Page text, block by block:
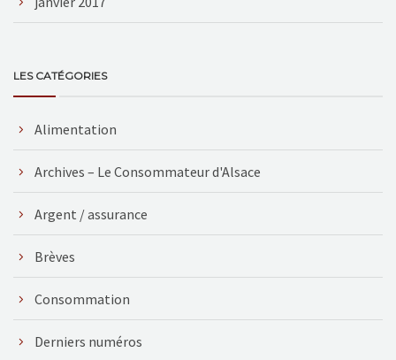
LES CATÉGORIES
Alimentation
Archives – Le Consommateur d'Alsace
Argent / assurance
Brèves
Consommation
Derniers numéros